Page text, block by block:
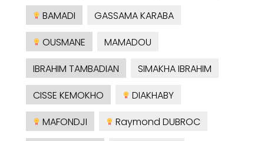
BAMADI
GASSAMA KARABA
OUSMANE
MAMADOU
IBRAHIM TAMBADIAN
SIMAKHA IBRAHIM
CISSE KEMOKHO
DIAKHABY
MAFONDJI
Raymond DUBROC